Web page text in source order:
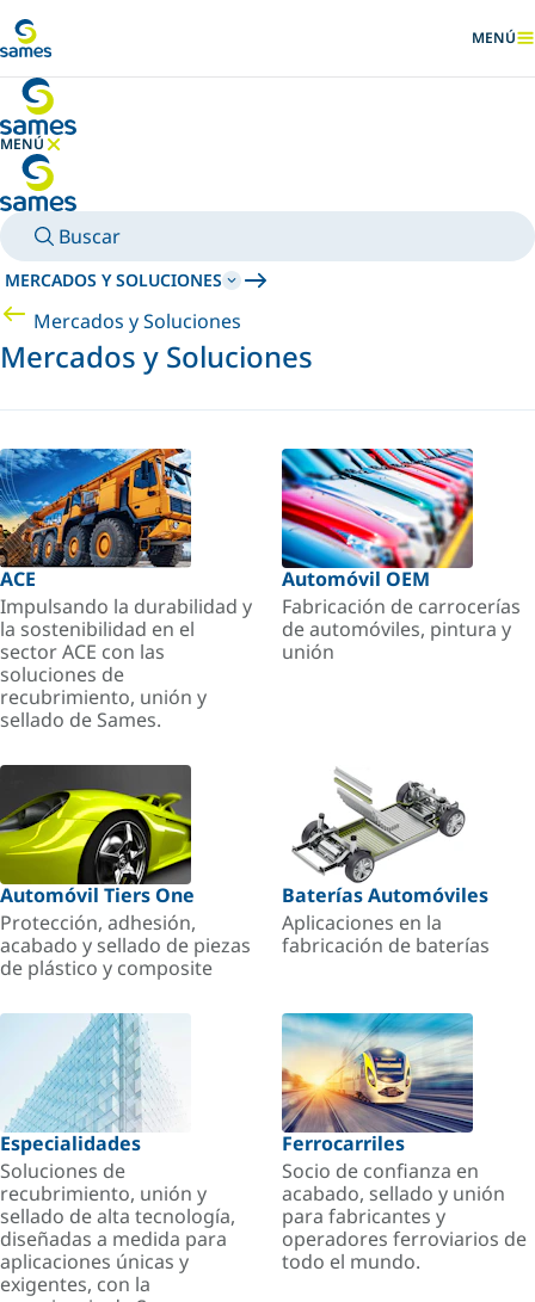
MENÚ
MENÚ
OCULTAR MENÚ
Buscar
MERCADOS Y SOLUCIONES
Mercados y Soluciones
Mercados y Soluciones
ACE
Impulsando la durabilidad y
la sostenibilidad en el
sector ACE con las
soluciones de
recubrimiento, unión y
sellado de Sames.
Automóvil OEM
Fabricación de carrocerías
de automóviles, pintura y
unión
Automóvil Tiers One
Protección, adhesión,
acabado y sellado de piezas
de plástico y composite
Baterías Automóviles
Aplicaciones en la
fabricación de baterías
Especialidades
Soluciones de
recubrimiento, unión y
sellado de alta tecnología,
diseñadas a medida para
aplicaciones únicas y
exigentes, con la
Ferrocarriles
Socio de confianza en
acabado, sellado y unión
para fabricantes y
operadores ferroviarios de
todo el mundo.